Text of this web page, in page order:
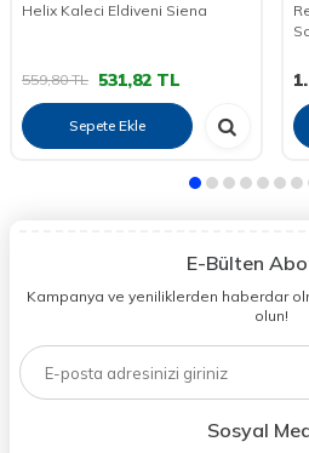
Helix Kaleci Eldiveni Siena
559,80TL 531,82 TL
Sepete Ekle
E-Bülten
Kampanya ve yeniliklerden haberdar
olun!
Sosyal